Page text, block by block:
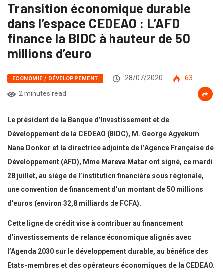
Transition économique durable
dans l’espace CEDEAO : L’AFD
finance la BIDC à hauteur de 50
millions d’euro
ECONOMIE / DÉVELOPPEMENT 28/07/2020
63
2 minutes read
Le président de la Banque d’Investissement et de
Développement de la CEDEAO (BIDC), M. George Agyekum
Nana Donkor et la directrice adjointe de l’Agence Française de
Développement (AFD), Mme Mareva Matar ont signé, ce mardi
28 juillet, au siège de l’institution financière sous régionale,
une convention de financement d’un montant de 50 millions
d’euros (environ 32,8 milliards de FCFA).
Cette ligne de crédit vise à contribuer au financement
d’investissements de relance économique alignés avec
l’Agenda 2030 sur le développement durable, au bénéfice des
Etats-membres et des opérateurs économiques de la CEDEAO.